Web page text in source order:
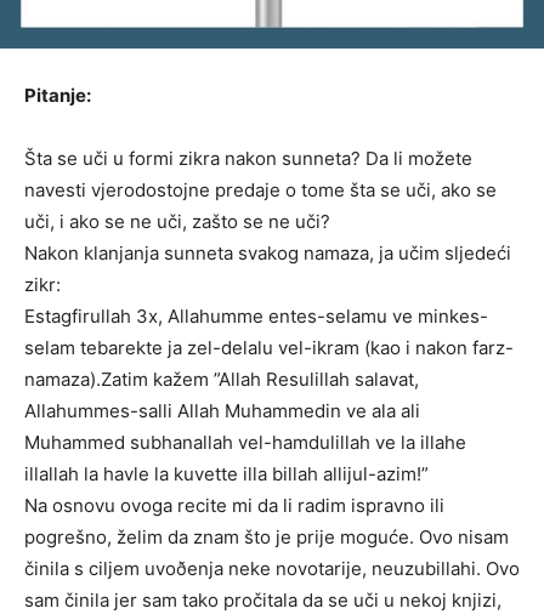
Pitanje:
Šta se uči u formi zikra nakon sunneta? Da li možete
navesti vjerodostojne predaje o tome šta se uči, ako se
uči, i ako se ne uči, zašto se ne uči?
Nakon klanjanja sunneta svakog namaza, ja učim sljedeći
zikr:
Estagfirullah 3x, Allahumme entes-selamu ve minkes-
selam tebarekte ja zel-delalu vel-ikram (kao i nakon farz-
namaza).Zatim kažem ”Allah Resulillah salavat,
Allahummes-salli Allah Muhammedin ve ala ali
Muhammed subhanallah vel-hamdulillah ve la illahe
illallah la havle la kuvette illa billah allijul-azim!”
Na osnovu ovoga recite mi da li radim ispravno ili
pogrešno, želim da znam što je prije moguće. Ovo nisam
činila s ciljem uvoðenja neke novotarije, neuzubillahi. Ovo
sam činila jer sam tako pročitala da se uči u nekoj knjizi,